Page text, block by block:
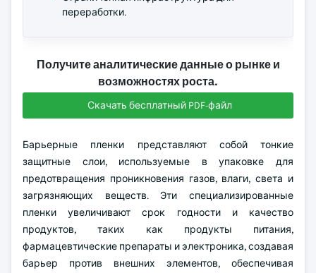
переработки.
Получите аналитические данные о рынке и
возможностях роста.
Скачать бесплатный PDF-файл
Барьерные пленки представляют собой тонкие
защитные слои, используемые в упаковке для
предотвращения проникновения газов, влаги, света и
загрязняющих веществ. Эти специализированные
пленки увеличивают срок годности и качество
продуктов, таких как продукты питания,
фармацевтические препараты и электроника, создавая
барьер против внешних элементов, обеспечивая